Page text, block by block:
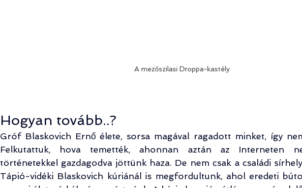
A mezőszilasi Droppa-kastély
Hogyan tovább..?
Gróf Blaskovich Ernő élete, sorsa magával ragadott minket, így
Felkutattuk, hova temették, ahonnan aztán az Interneten
történetekkel gazdagodva jöttünk haza. De nem csak a családi
Tápió-vidéki Blaskovich kúriánál is megfordultunk, ahol eredeti